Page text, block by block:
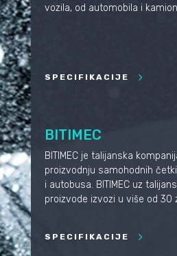
vozila, od automobila i
SPECIFIKACIJE
BITIMEC
BITIMEC je talijanska
proizvodnju samohodnih
i autobusa. BITIMEC uz
proizvode izvozi u više od 30
SPECIFIKACIJE